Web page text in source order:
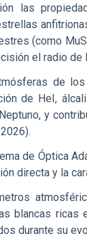
las
(como
el radio
de los
de HeI,
y
de Óptica
directa y la
blancas
durante su